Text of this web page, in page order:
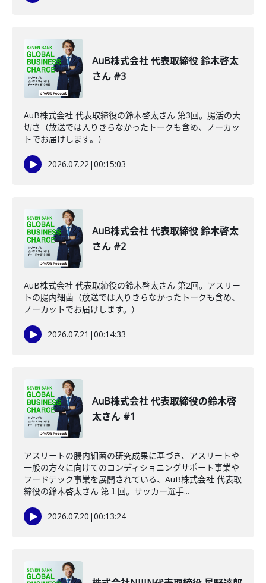
AuB株式会社 代表取締役 鈴木啓太
さん #3
AuB株式会社 代表取締役の鈴木啓太さん 第3回。腸活の大
切さ（放送では入りきらなかったトークも含め、ノーカッ
トでお届けします。）
2026.07.22|00:15:03
AuB株式会社 代表取締役 鈴木啓太
さん #2
AuB株式会社 代表取締役の鈴木啓太さん 第2回。アスリー
トの腸内細菌（放送では入りきらなかったトークも含め、
ノーカットでお届けします。）
2026.07.21 |00:14:33
AuB株式会社 代表取締役の鈴木啓
太さん #1
アスリートの腸内細菌の研究成果に基づき、アスリートや
一般の方々に向けてのコンディショニングサポート事業や
フードテック事業を展開されている、AuB株式会社 代表取
締役の鈴木啓太さん 第１回。サッカー選手...
2026.07.20 |00:13:24